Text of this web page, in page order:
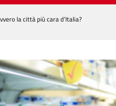
la città più cara d’Italia?